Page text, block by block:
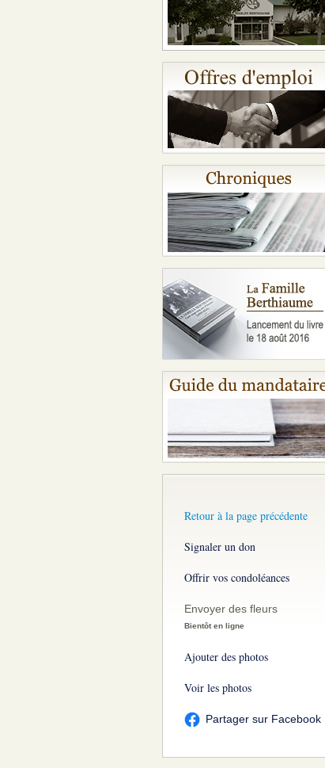
Retour à la page précédente
Signaler un don
Offrir vos condoléances
Envoyer des fleurs
Bientôt en ligne
Ajouter des photos
Voir les photos
Partager sur Facebook